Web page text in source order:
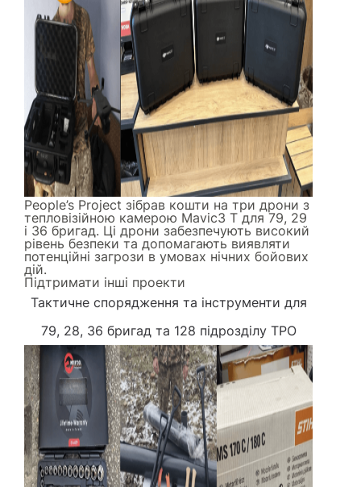
People’s Project зібрав кошти на три дрони з
тепловізійною камерою Mavic3 Т для 79, 29
і 36 бригад. Ці дрони забезпечують високий
рівень безпеки та допомагають виявляти
потенційні загрози в умовах нічних бойових
дій.
Підтримати інші проекти
Тактичне спорядження та інструменти для
79, 28, 36 бригад та 128 підрозділу ТРО